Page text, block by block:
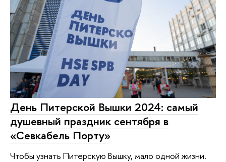
День Питерской Вышки 2024: самый
душевный праздник сентября в
«Севкабель Порту»
Чтобы узнать Питерскую Вышку, мало одной жизни.